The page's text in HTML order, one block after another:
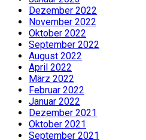
Dezember 2022
November 2022
Oktober 2022
September 2022
August 2022
April 2022
März 2022
Februar 2022
Januar 2022
Dezember 2021
Oktober 2021
September 2021